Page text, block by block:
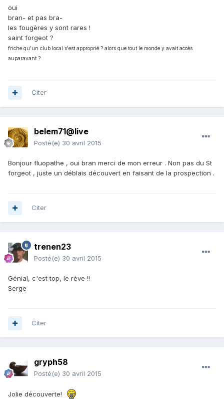
oui
bran- et pas bra-
les fougères y sont rares !
saint forgeot ?
friche qu'un club local s'est approprié ? alors que tout le monde y avait accès
auparavant ?
Citer
belem71@live
Posté(e) 30 avril 2015
Bonjour fluopathe , oui bran merci de mon erreur . Non pas du St
forgeot , juste un déblais découvert en faisant de la prospection .
Citer
trenen23
Posté(e) 30 avril 2015
Génial, c'est top, le rève !!
Serge
Citer
gryph58
Posté(e) 30 avril 2015
Jolie découverte!